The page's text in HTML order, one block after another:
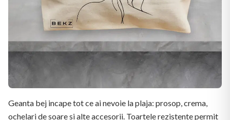
Geanta bej incape tot ce ai nevoie la plaja: prosop, crema,
ochelari de soare si alte accesorii. Toartele rezistente permit